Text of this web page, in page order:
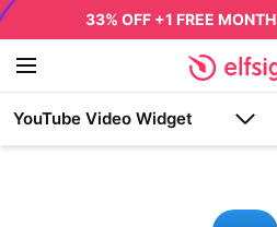
33% OFF +1 FREE MONTH
YouTube Video Widget